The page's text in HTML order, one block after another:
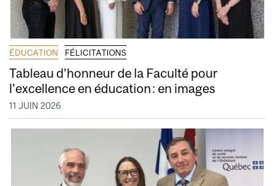
ÉDUCATION FÉLICITATIONS
Tableau d’honneur de la Faculté pour
l’excellence en éducation : en images
11 JUIN 2026